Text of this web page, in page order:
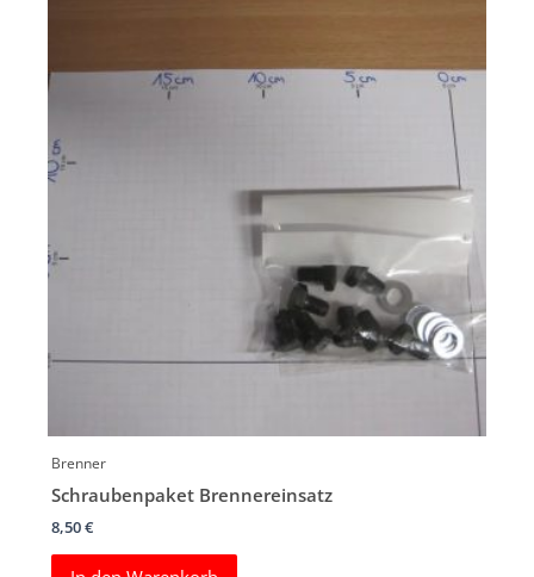
Brenner
Schraubenpaket Brennereinsatz
8,50€